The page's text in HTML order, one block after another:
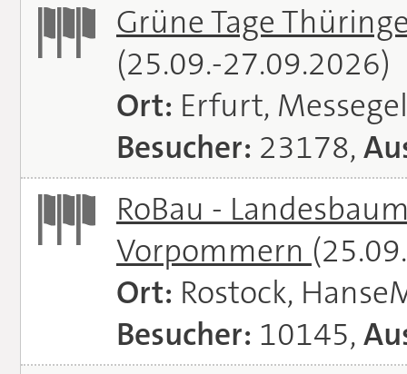
Grüne Tage
(25.09.-27.09.2026)
Ort: Erfurt,
Besucher: 23178,
RoBau -
Vorpommern
Ort: Rostock,
Besucher: 10145,